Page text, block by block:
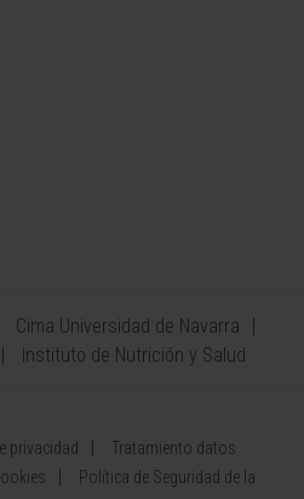
Cima Universidad de Navarra
Instituto de Nutrición y Salud
privacidad
Tratamiento datos
Política de Seguridad de la